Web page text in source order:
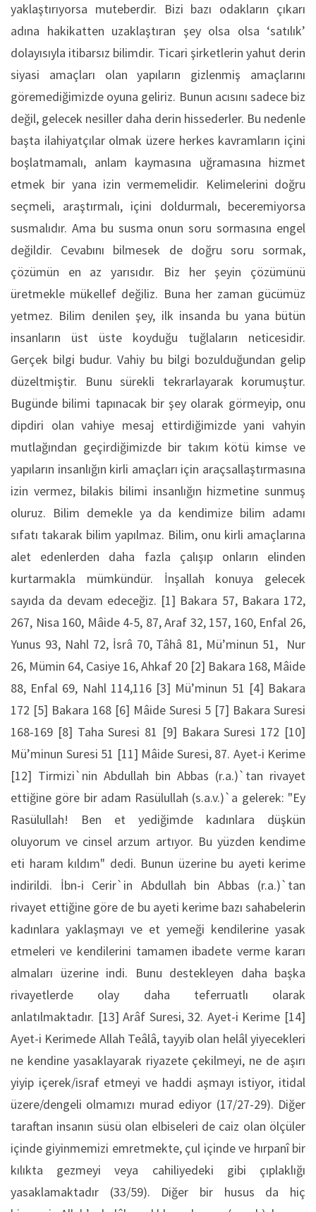
yaklaştırıyorsa muteberdir. Bizi bazı odakların çıkarı
adına hakikatten uzaklaştıran şey olsa olsa ‘satılık’
dolayısıyla itibarsız bilimdir. Ticari şirketlerin yahut derin
siyasi amaçları olan yapıların gizlenmiş amaçlarını
göremediğimizde oyuna geliriz. Bunun acısını sadece biz
değil, gelecek nesiller daha derin hissederler. Bu nedenle
başta ilahiyatçılar olmak üzere herkes kavramların içini
boşlatmamalı, anlam kaymasına uğramasına hizmet
etmek bir yana izin vermemelidir. Kelimelerini doğru
seçmeli, araştırmalı, içini doldurmalı, beceremiyorsa
susmalıdır. Ama bu susma onun soru sormasına engel
değildir. Cevabını bilmesek de doğru soru sormak,
çözümün en az yarısıdır. Biz her şeyin çözümünü
üretmekle mükellef değiliz. Buna her zaman gücümüz
yetmez. Bilim denilen şey, ilk insanda bu yana bütün
insanların üst üste koyduğu tuğlaların neticesidir.
Gerçek bilgi budur. Vahiy bu bilgi bozulduğundan gelip
düzeltmiştir. Bunu sürekli tekrarlayarak korumuştur.
Bugünde bilimi tapınacak bir şey olarak görmeyip, onu
dipdiri olan vahiye mesaj ettirdiğimizde yani vahyin
mutlağından geçirdiğimizde bir takım kötü kimse ve
yapıların insanlığın kirli amaçları için araçsallaştırmasına
izin vermez, bilakis bilimi insanlığın hizmetine sunmuş
oluruz. Bilim demekle ya da kendimize bilim adamı
sıfatı takarak bilim yapılmaz. Bilim, onu kirli amaçlarına
alet edenlerden daha fazla çalışıp onların elinden
kurtarmakla mümkündür. İnşallah konuya gelecek
sayıda da devam edeceğiz. [1] Bakara 57, Bakara 172,
267, Nisa 160, Mâide 4-5, 87, Araf 32, 157, 160, Enfal 26,
Yunus 93, Nahl 72, İsrâ 70, Tâhâ 81, Mü’minun 51, Nur
26, Mümin 64, Casiye 16, Ahkaf 20 [2] Bakara 168, Mâide
88, Enfal 69, Nahl 114,116 [3] Mü’minun 51 [4] Bakara
172 [5] Bakara 168 [6] Mâide Suresi 5 [7] Bakara Suresi
168-169 [8] Taha Suresi 81 [9] Bakara Suresi 172 [10]
Mü’minun Suresi 51 [11] Mâide Suresi, 87. Ayet-i Kerime
[12] Tirmizi`nin Abdullah bin Abbas (r.a.)`tan rivayet
ettiğine göre bir adam Rasülullah (s.a.v.)`a gelerek: "Ey
Rasülullah! Ben et yediğimde kadınlara düşkün
oluyorum ve cinsel arzum artıyor. Bu yüzden kendime
eti haram kıldım" dedi. Bunun üzerine bu ayeti kerime
indirildi. İbn-i Cerir`in Abdullah bin Abbas (r.a.)`tan
rivayet ettiğine göre de bu ayeti kerime bazı sahabelerin
kadınlara yaklaşmayı ve et yemeği kendilerine yasak
etmeleri ve kendilerini tamamen ibadete verme kararı
almaları üzerine indi. Bunu destekleyen daha başka
rivayetlerde olay daha teferruatlı olarak
anlatılmaktadır. [13] Arâf Suresi, 32. Ayet-i Kerime [14]
Ayet-i Kerimede Allah Teâlâ, tayyib olan helâl yiyecekleri
ne kendine yasaklayarak riyazete çekilmeyi, ne de aşırı
yiyip içerek/israf etmeyi ve haddi aşmayı istiyor, itidal
üzere/dengeli olmamızı murad ediyor (17/27-29). Diğer
taraftan insanın süsü olan elbiseleri de caiz olan ölçüler
içinde giyinmemizi emretmekte, çul içinde ve hırpanî bir
kılıkta gezmeyi veya cahiliyedeki gibi çıplaklığı
yasaklamaktadır (33/59). Diğer bir husus da hiç